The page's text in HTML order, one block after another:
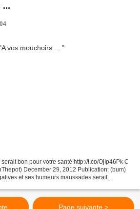
...
bon pour votre santé http://t.co/OjIp46Pk C
December 29, 2012 Publication: (bum)
et ses humeurs maussades serait
Page suivante >